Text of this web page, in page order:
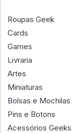
Roupas Geek
Cards
Games
Livraria
Artes
Miniaturas
Bolsas e Mochilas
Pins e Botons
Acessórios Geeks